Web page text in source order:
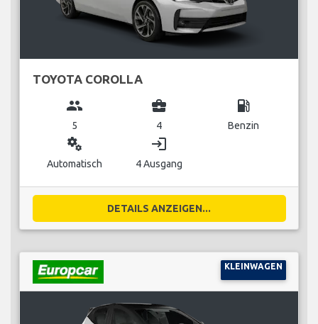
TOYOTA COROLLA
group
5
business_center
4
local_gas_station
Benzin
miscellaneous_services
Automatisch
login
4 Ausgang
DETAILS ANZEIGEN...
KLEINWAGEN